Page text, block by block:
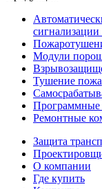
Модули
Тушение
Программные
Ремонтные
Защита
О компании
Где купить